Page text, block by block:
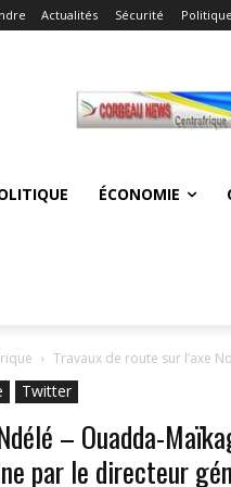
Actualités Sécurité Politique
ÉCONOMIE
Travaux de route sur l’axe
Twitter
– Ouadda-
par le directeur